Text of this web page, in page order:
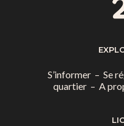
S’informer – Se
quartier– A